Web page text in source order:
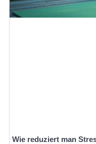
Wie reduziert man